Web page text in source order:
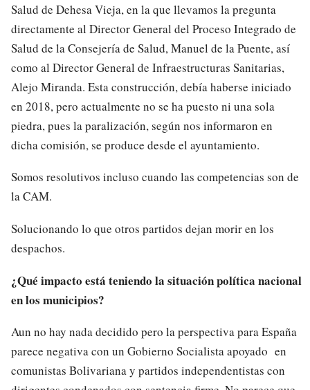
Salud de Dehesa Vieja, en la que llevamos la pregunta
directamente al Director General del Proceso Integrado de
Salud de la Consejería de Salud, Manuel de la Puente, así
como al Director General de Infraestructuras Sanitarias,
Alejo Miranda. Esta construcción, debía haberse iniciado
en 2018, pero actualmente no se ha puesto ni una sola
piedra, pues la paralización, según nos informaron en
dicha comisión, se produce desde el ayuntamiento.
Somos resolutivos incluso cuando las competencias son de
la CAM.
Solucionando lo que otros partidos dejan morir en los
despachos.
¿Qué impacto está teniendo la situación política nacional
en los municipios?
Aun no hay nada decidido pero la perspectiva para España
parece negativa con un Gobierno Socialista apoyado en
comunistas Bolivariana y partidos independentistas con